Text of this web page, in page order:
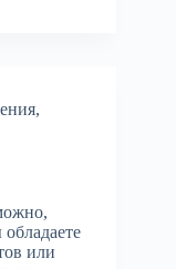
,
или